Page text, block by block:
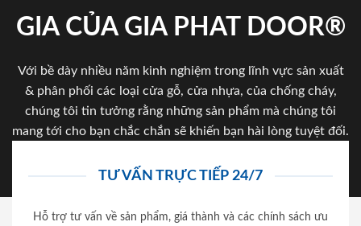
GIA CỦA GIA PHAT DOOR®
Với bề dày nhiều năm kinh nghiệm trong lĩnh vực sản xuất
& phân phối các loại cửa gỗ, cửa nhựa, của chống cháy,
chúng tôi tin tưởng rằng những sản phẩm mà chúng tôi
mang tới cho bạn chắc chắn sẽ khiến bạn hài lòng tuyệt đối.
TƯ VẤN TRỰC TIẾP 24/7
Hỗ trợ tư vấn về sản phẩm, giá thành và các chính sách ưu